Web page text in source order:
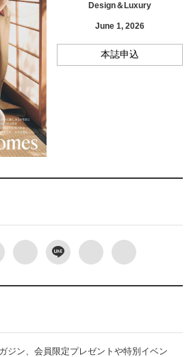
Design＆Luxury
June 1, 2026
本誌申込
ジン、会員限定プレゼントや特別イベン